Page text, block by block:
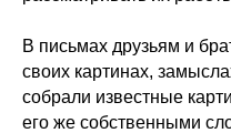
В письмах друзьям и
своих картинах,
собрали известные
его же собственными